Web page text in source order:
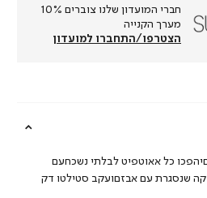
חברי המועדון שלנו צוברים 10%
מערך הקנייה
הצטרפו/התחברו למועדון
כל אאוטפיט לבלתי נשכחעם
שנסגרת עם אבזםועקב סטילטו דק